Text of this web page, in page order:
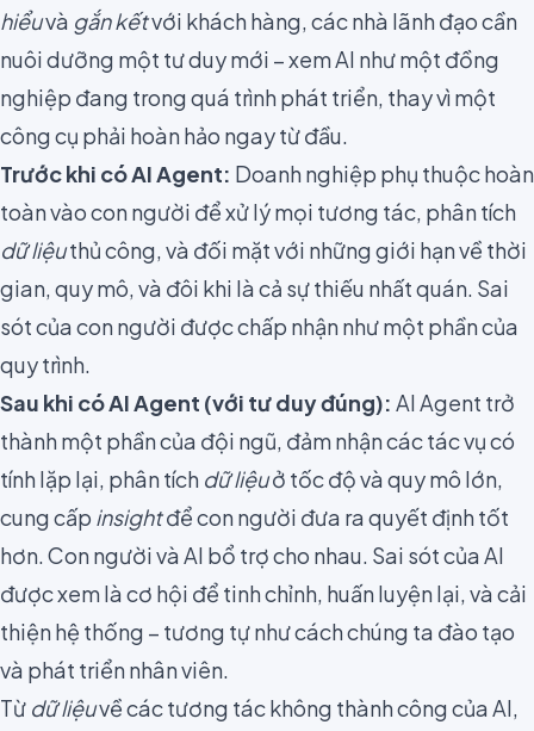
hiểuvà gắn kếtvới khách hàng, các nhà lãnh đạo cần
nuôi dưỡng một tư duy mới – xem AI như một đồng
nghiệp đang trong quá trình phát triển, thay vì một
công cụ phải hoàn hảo ngay từ đầu.
Trước khi có AI Agent: Doanh nghiệp phụ thuộc hoàn
toàn vào con người để xử lý mọi tương tác, phân tích
dữ liệuthủ công, và đối mặt với những giới hạn về thời
gian, quy mô, và đôi khi là cả sự thiếu nhất quán. Sai
sót của con người được chấp nhận như một phần của
quy trình.
Sau khi có AI Agent (với tư duy đúng): AI Agent trở
thành một phần của đội ngũ, đảm nhận các tác vụ có
tính lặp lại, phân tích dữ liệuở tốc độ và quy mô lớn,
cung cấp insightđể con người đưa ra quyết định tốt
hơn. Con người và AI bổ trợ cho nhau. Sai sót của AI
được xem là cơ hội để tinh chỉnh, huấn luyện lại, và cải
thiện hệ thống – tương tự như cách chúng ta đào tạo
và phát triển nhân viên.
Từ dữ liệuvề các tương tác không thành công của AI,